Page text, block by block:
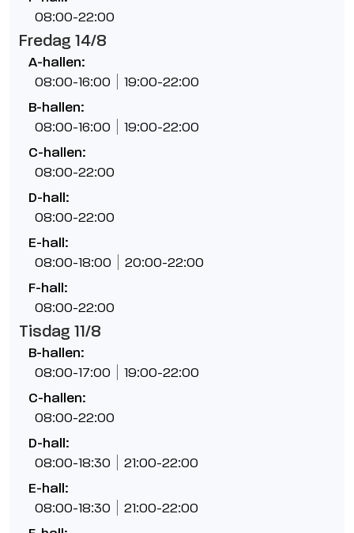
08:00-22:00
Fredag 14/8
A-hallen:
08:00-16:00 19:00-22:00
B-hallen:
08:00-16:00 19:00-22:00
C-hallen:
08:00-22:00
D-hall:
08:00-22:00
E-hall:
08:00-18:00 20:00-22:00
F-hall:
08:00-22:00
Tisdag 11/8
B-hallen:
08:00-17:00 19:00-22:00
C-hallen:
08:00-22:00
D-hall:
08:00-18:30 21:00-22:00
E-hall:
08:00-18:30 21:00-22:00